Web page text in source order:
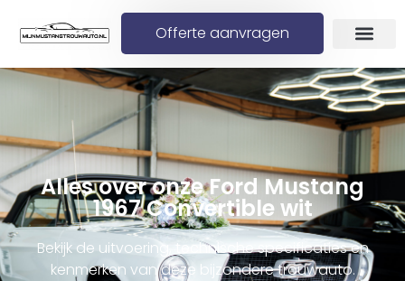
Offerte aanvragen
Alles over onze Ford Mustang
1967 Convertible wit
Bekijk de uitvoering, technische specificaties en
kenmerken van deze bijzondere trouwauto.